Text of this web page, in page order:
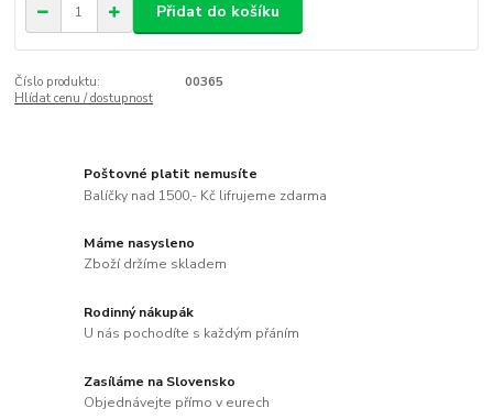
Přidat do košíku
Číslo produktu:
00365
Hlídat cenu / dostupnost
Poštovné platit nemusíte
Balíčky nad 1500,- Kč lifrujeme zdarma
Máme nasysleno
Zboží držíme skladem
Rodinný nákupák
U nás pochodíte s každým přáním
Zasíláme na Slovensko
Objednávejte přímo v eurech